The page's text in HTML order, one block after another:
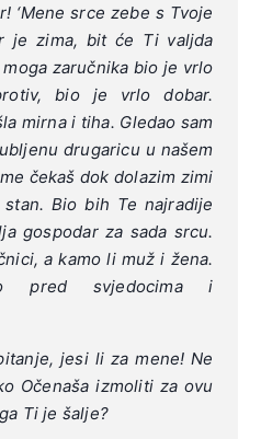
‘Mene srce zebe s Tvoje
je zima, bit će Ti valjda
zaručnika bio je vrlo
bio je vrlo dobar.
mirna i tiha. Gledao sam
drugaricu u našem
čekaš dok dolazim zimi
Bio bih Te najradije
gospodar za sada srcu.
a kamo li muž i žena.
pred svjedocima i
jesi li za mene! Ne
Očenaša izmoliti za ovu
Ti je šalje?